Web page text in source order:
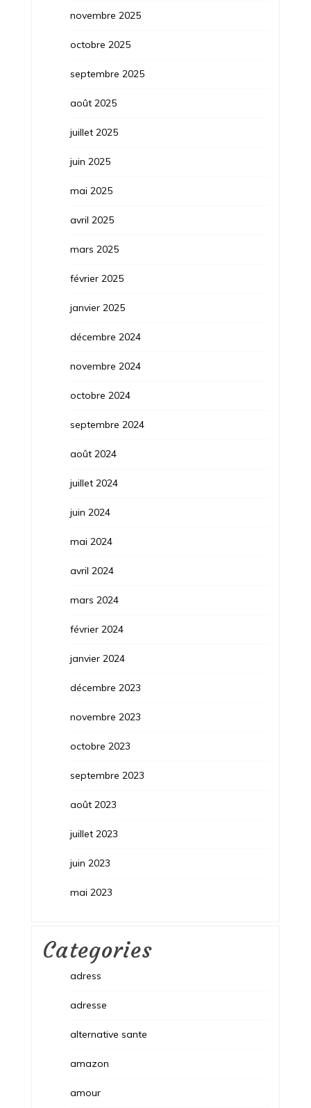
novembre 2025
octobre 2025
septembre 2025
août 2025
juillet 2025
juin 2025
mai 2025
avril 2025
mars 2025
février 2025
janvier 2025
décembre 2024
novembre 2024
octobre 2024
septembre 2024
août 2024
juillet 2024
juin 2024
mai 2024
avril 2024
mars 2024
février 2024
janvier 2024
décembre 2023
novembre 2023
octobre 2023
septembre 2023
août 2023
juillet 2023
juin 2023
mai 2023
Categories
adress
adresse
alternative sante
amazon
amour